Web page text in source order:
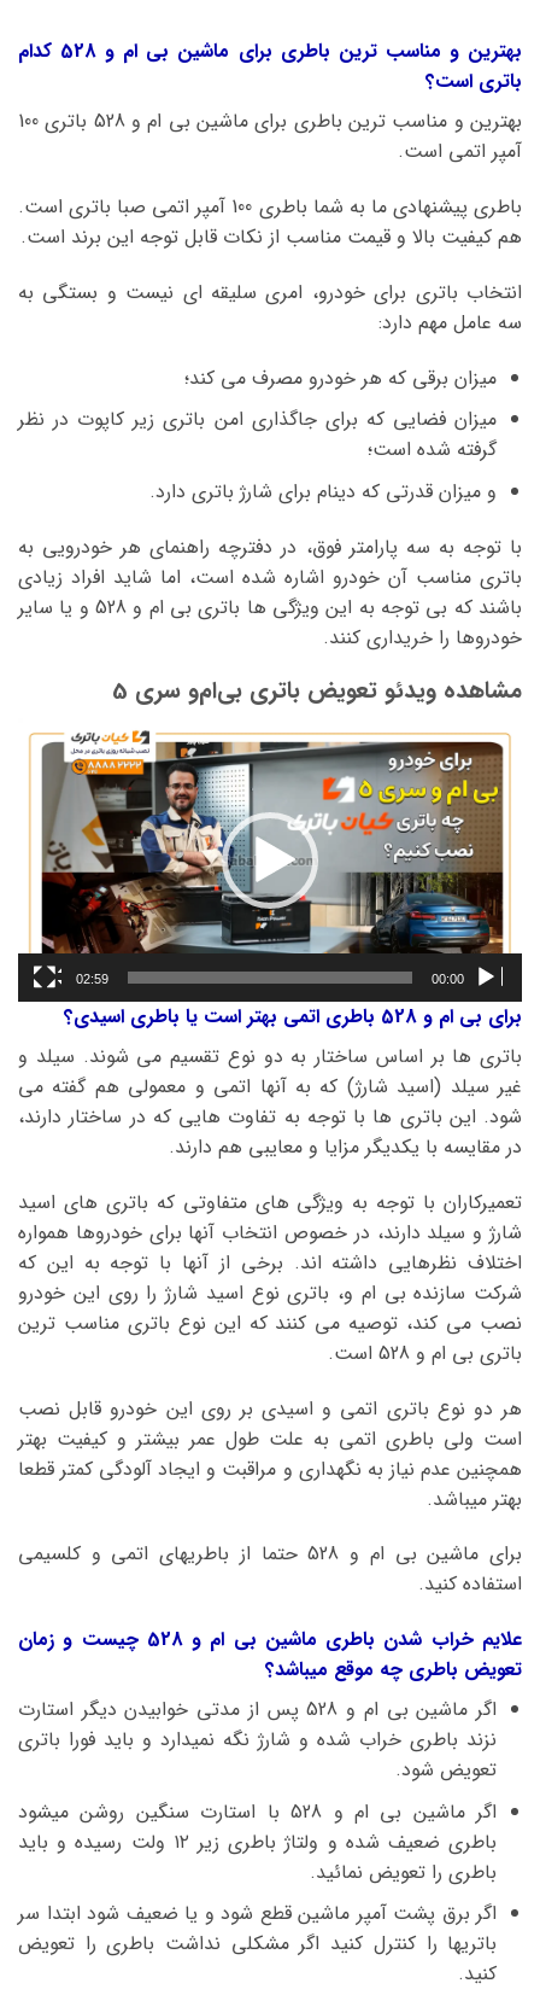
بهترین و مناسب ترین باطری برای ماشین بی ام و 528 کدام
باتری است؟
بهترین و مناسب ترین باطری برای ماشین بی ام و 528 باتری 100
آمپر اتمی است.
باطری پیشنهادی ما به شما باطری 100 آمپر اتمی صبا باتری است.
هم کیفیت بالا و قیمت مناسب از نکات قابل توجه این برند است.
انتخاب باتری برای خودرو، امری سلیقه ای نیست و بستگی به
سه عامل مهم دارد:
میزان برقی که هر خودرو مصرف می کند؛
میزان فضایی که برای جاگذاری امن باتری زیر کاپوت در نظر
گرفته شده است؛
و میزان قدرتی که دینام برای شارژ باتری دارد.
با توجه به سه پارامتر فوق، در دفترچه راهنمای هر خودرویی به
باتری مناسب آن خودرو اشاره شده است، اما شاید افراد زیادی
باشند که بی توجه به این ویژگی ها باتری بی ام و 528 و یا سایر
خودروها را خریداری کنند.
مشاهده ویدئو تعویض باتری بی‌ام‌و سری 5
نمایشگر
ویدیو
00:00
02:59
برای بی ام و 528 باطری اتمی بهتر است یا باطری اسیدی؟
باتری ها بر اساس ساختار به دو نوع تقسیم می شوند. سیلد و
غیر سیلد (اسید شارژ) که به آنها اتمی و معمولی هم گفته می
شود. این باتری ها با توجه به تفاوت هایی که در ساختار دارند،
در مقایسه با یکدیگر مزایا و معایبی هم دارند.
تعمیرکاران با توجه به ویژگی های متفاوتی که باتری های اسید
شارژ و سیلد دارند، در خصوص انتخاب آنها برای خودروها همواره
اختلاف نظرهایی داشته اند. برخی از آنها با توجه به این که
شرکت سازنده بی ام و، باتری نوع اسید شارژ را روی این خودرو
نصب می کند، توصیه می کنند که این نوع باتری مناسب ترین
باتری بی ام و 528 است.
هر دو نوع باتری اتمی و اسیدی بر روی این خودرو قابل نصب
است ولی باطری اتمی به علت طول عمر بیشتر و کیفیت بهتر
همچنین عدم نیاز به نگهداری و مراقبت و ایجاد آلودگی کمتر قطعا
بهتر میباشد.
برای ماشین بی ام و 528 حتما از باطریهای اتمی و کلسیمی
استفاده کنید.
علایم خراب شدن باطری ماشین بی ام و 528 چیست و زمان
تعویض باطری چه موقع میباشد؟
اگر ماشین بی ام و 528 پس از مدتی خوابیدن دیگر استارت
نزند باطری خراب شده و شارژ نگه نمیدارد و باید فورا باتری
تعویض شود.
اگر ماشین بی ام و 528 با استارت سنگین روشن میشود
باطری ضعیف شده و ولتاژ باطری زیر ۱۲ ولت رسیده و باید
باطری را تعویض نمائید.
اگر برق پشت آمپر ماشین قطع شود و یا ضعیف شود ابتدا سر
باتریها را کنترل کنید اگر مشکلی نداشت باطری را تعویض
کنید.